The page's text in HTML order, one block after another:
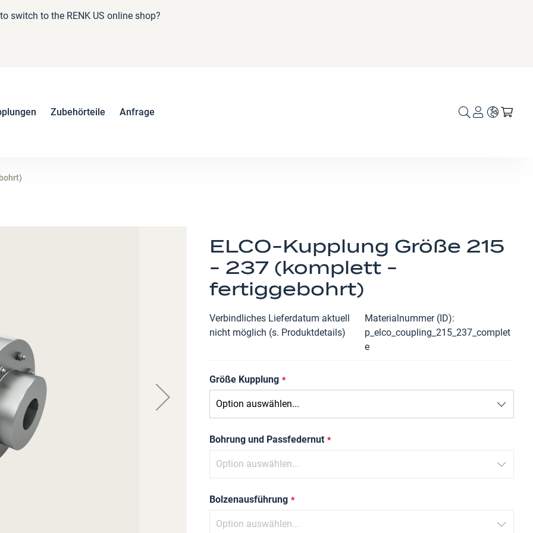
switch to the RENK US online shop?
Zubehörteile Anfrage Sprache
ELCO-Kupplung Größe 215
- 237 (komplett -
fertiggebohrt)
Verbindliches Lieferdatum aktuell
nicht möglich (s. Produktdetails)
Materialnummer (ID)
p_elco_coupling_215_237_complet
e
Größe Kupplung
Bohrung und Passfedernut
Bolzenausführung